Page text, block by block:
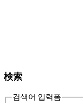
検索
검색어 입력폼